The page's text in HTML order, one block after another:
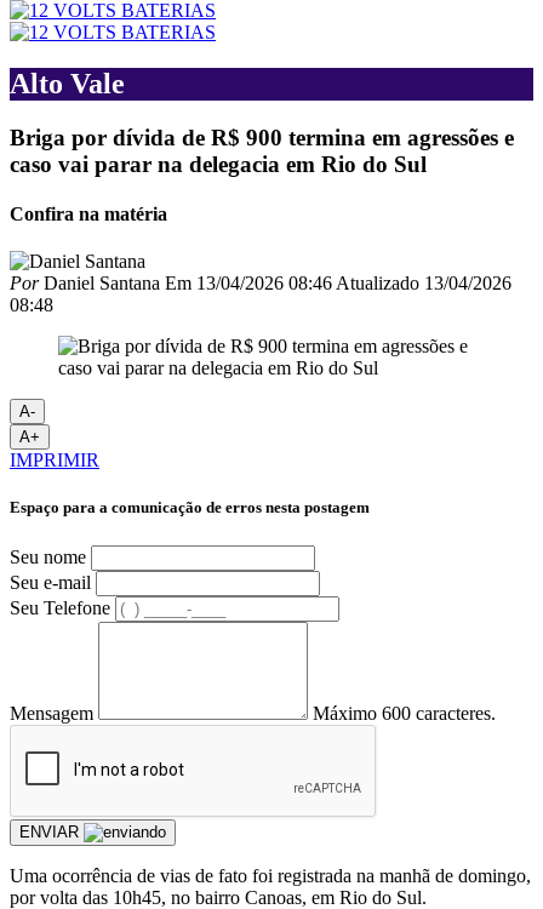
Alto Vale
Briga por dívida de R$ 900 termina em agressões e
caso vai parar na delegacia em Rio do Sul
Confira na matéria
PorDaniel Santana Em 13/04/2026 08:46 Atualizado 13/04/2026
08:48
A-
A+
IMPRIMIR
Espaço para a comunicação de erros nesta postagem
Seu nome
Seu e-mail
Seu Telefone
Mensagem Máximo 600 caracteres.
ENVIAR
Uma ocorrência de vias de fato foi registrada na manhã de domingo,
por volta das 10h45, no bairro Canoas, em Rio do Sul.